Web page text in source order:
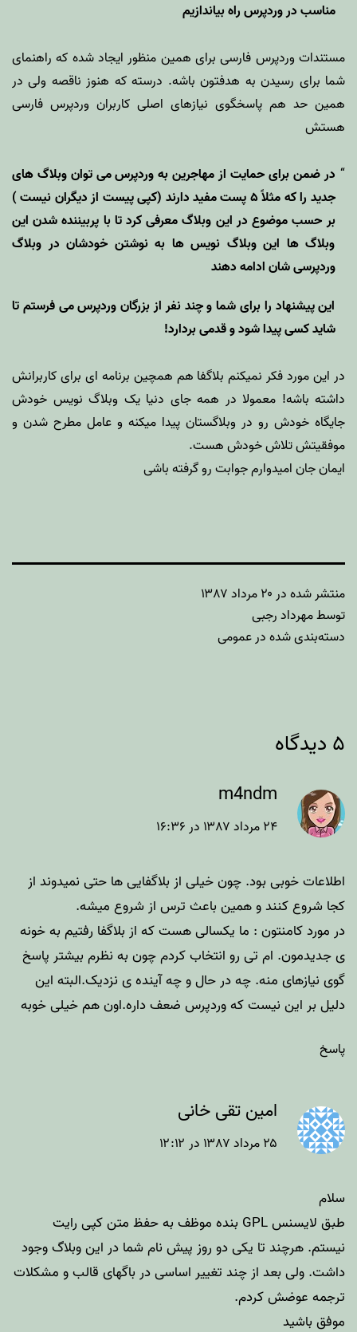
مناسب در وردپرس راه بیاندازیم
مستندات وردپرس فارسیبرای همین منظور ایجاد شده که راهنمای
شما برای رسیدن به هدفتون باشه. درسته که هنوز ناقصه ولی در
همین حد هم پاسخگوی نیازهای اصلی کاربران وردپرس فارسی
هستش
در ضمن برای حمایت از مهاجرین به وردپرس می توان وبلاگ های
جدید را که مثلاً ۵ پست مفید دارند (کپی پیست از دیگران نیست )
بر حسب موضوع در این وبلاگ معرفی کرد تا با پربیننده شدن این
وبلاگ ها این وبلاگ نویس ها به نوشتن خودشان در وبلاگ
وردپرسی شان ادامه دهند
این پیشنهاد را برای شما و چند نفر از بزرگان وردپرس می فرستم تا
شاید کسی پیدا شود و قدمی بردارد!
در این مورد فکر نمیکنم بلاگفا هم همچین برنامه ای برای کاربرانش
داشته باشه! معمولا در همه جای دنیا یک وبلاگ نویس خودش
جایگاه خودش رو در وبلاگستان پیدا میکنه و عامل مطرح شدن و
موفقیتش تلاش خودش هست.
ایمان جان امیدوارم جوابت رو گرفته باشی
منتشر شده در ۲۰ مرداد ۱۳۸۷
توسطمهرداد رجبی
دسته‌بندی شده درعمومی
۵ دیدگاه
m4ndm
۲۴ مرداد ۱۳۸۷ در ۱۶:۳۶
اطلاعات خوبی بود. چون خیلی از بلاگفایی ها حتی نمیدوند از
کجا شروع کنند و همین باعث ترس از شروع میشه.
در مورد کامنتون : ما یکسالی هست که از بلاگفا رفتیم به خونه
ی جدیدمون. ام تی رو انتخاب کردم چون به نظرم بیشتر پاسخ
گوی نیازهای منه. چه در حال و چه آینده ی نزدیک.البته این
دلیل بر این نیست که وردپرس ضعف داره.اون هم خیلی خوبه
پاسخ
امین تقی خانی
۲۵ مرداد ۱۳۸۷ در ۱۲:۱۲
سلام
طبق لایسنس GPL بنده موظف به حفظ متن کپی رایت
نیستم. هرچند تا یکی دو روز پیش نام شما در این وبلاگ وجود
داشت. ولی بعد از چند تغییر اساسی در باگهای قالب و مشکلات
ترجمه عوضش کردم.
موفق باشید